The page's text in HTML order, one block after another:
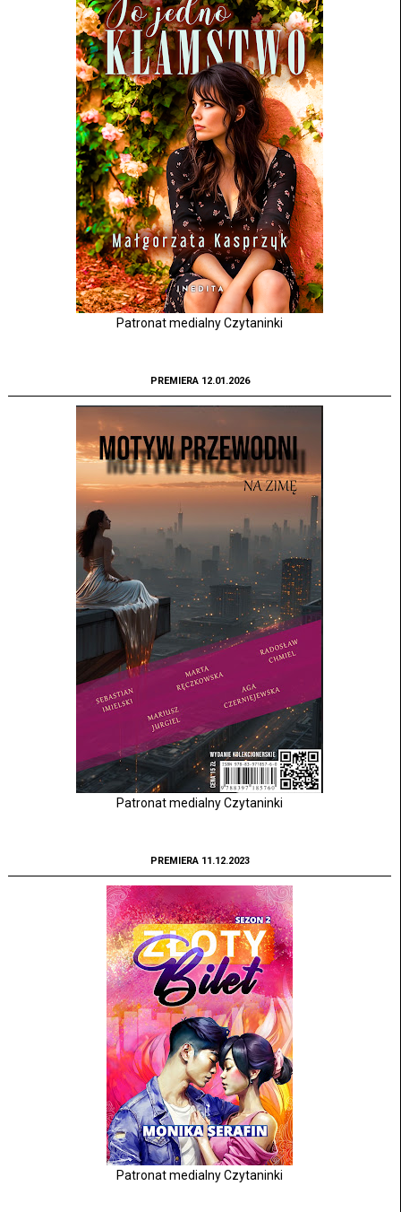
Patronat medialny Czytaninki
PREMIERA 12.01.2026
Patronat medialny Czytaninki
PREMIERA 11.12.2023
Patronat medialny Czytaninki